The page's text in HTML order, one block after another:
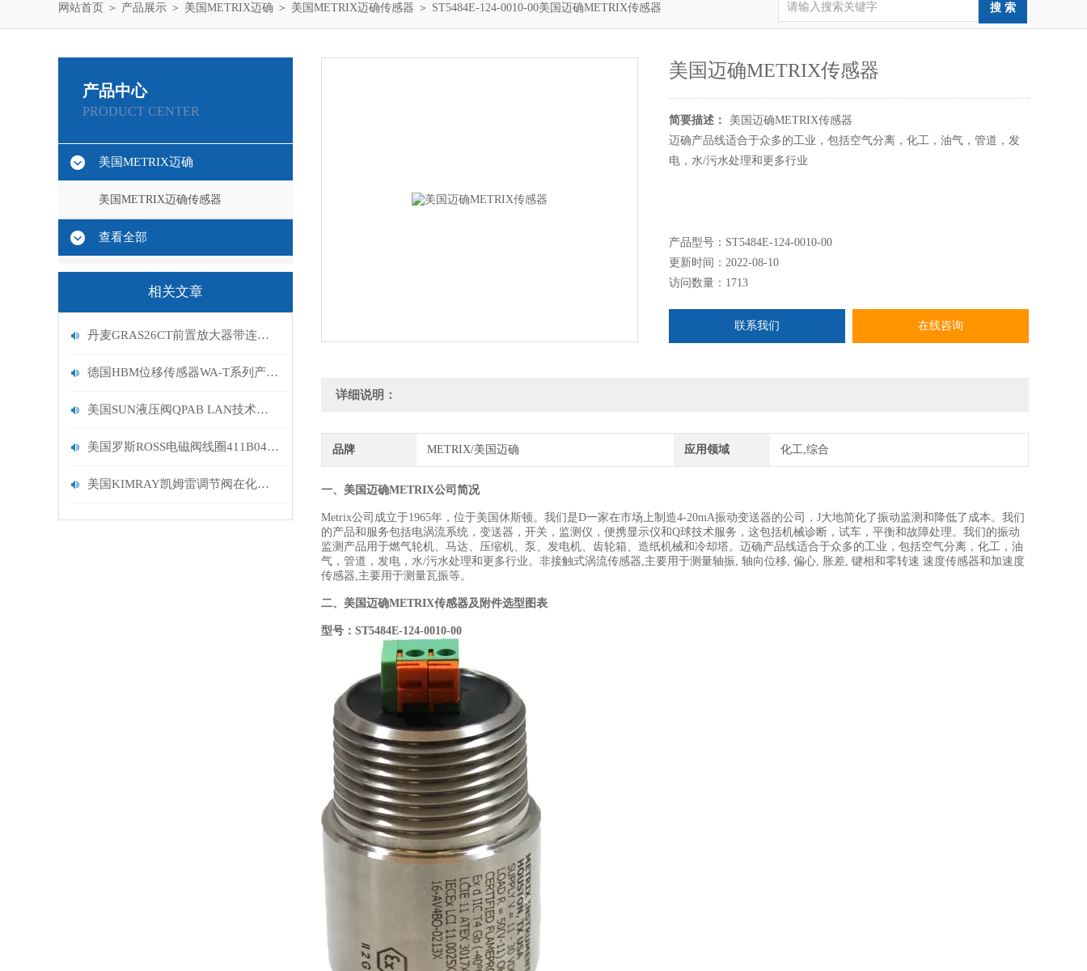
网站首页 ＞ 产品展示 ＞ 美国METRIX迈确 ＞ 美国METRIX迈确传感器 ＞ ST5484E-124-0010-00美国迈确METRIX传感器
产品中心
PRODUCT CENTER
美国METRIX迈确
美国METRIX迈确传感器
查看全部
相关文章
丹麦GRAS26CT前置放大器带连接器技术描述
德国HBM位移传感器WA-T系列产品分析
美国SUN液压阀QPAB LAN技术描述
美国罗斯ROSS电磁阀线圈411B04105公司到货
美国KIMRAY凯姆雷调节阀在化工产业中的关键应用
美国迈确METRIX传感器
简要描述：
美国迈确METRIX传感器
迈确产品线适合于众多的工业，包括空气分离，化工，油气，管道，发
电，水/污水处理和更多行业
产品型号：ST5484E-124-0010-00
更新时间：2022-08-10
访问数量：1713
联系我们 在线咨询
详细说明：
品牌 METRIX/美国迈确 应用领域 化工,综合
一、美国迈确METRIX公司简况
Metrix公司成立于1965年，位于美国休斯顿。我们是D一家在市场上制造4-20mA振动变送器的公司，J大地简化了振动监测和降低了成本。我们
的产品和服务包括电涡流系统，变送器，开关，监测仪，便携显示仪和Q球技术服务，这包括机械诊断，试车，平衡和故障处理。我们的振动
监测产品用于燃气轮机、马达、压缩机、泵、发电机、齿轮箱、造纸机械和冷却塔。迈确产品线适合于众多的工业，包括空气分离，化工，油
气，管道，发电，水/污水处理和更多行业。非接触式涡流传感器,主要用于测量轴振, 轴向位移, 偏心, 胀差, 键相和零转速 速度传感器和加速度
传感器,主要用于测量瓦振等。
二、 美国迈确METRIX传感器及附件选型图表
型号： ST5484E-124-0010-00